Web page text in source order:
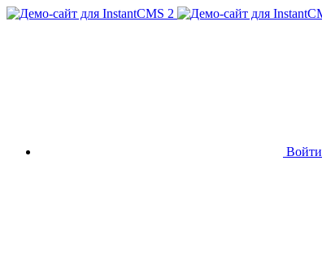
Войти